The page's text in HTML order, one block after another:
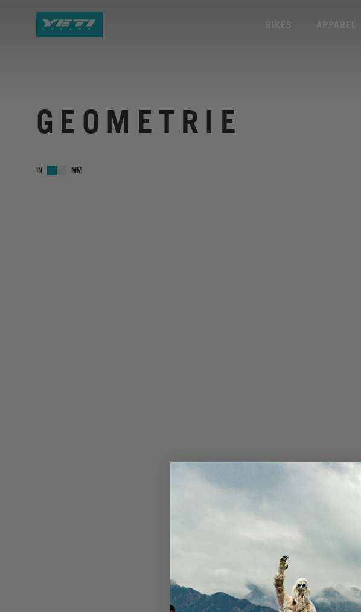
GEOMETRIE
IN MM